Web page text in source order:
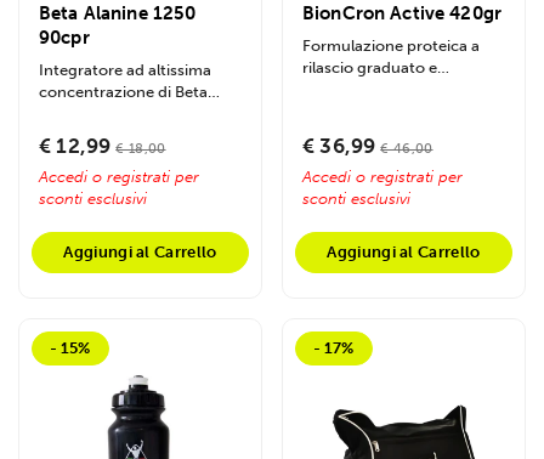
Beta Alanine 1250
90cpr
Integratore ad altissima
concentrazione di Beta
1250 mg...
€ 12,99 € 18,00
Accedi o registrati per
sconti esclusivi
Aggiungi al Carrello
BionCron Active 420gr
Formulazione proteica a
rilascio graduato e
€ 36,99 € 46,00
Accedi o registrati per
sconti esclusivi
Aggiungi al Carrello
- 15% - 17%